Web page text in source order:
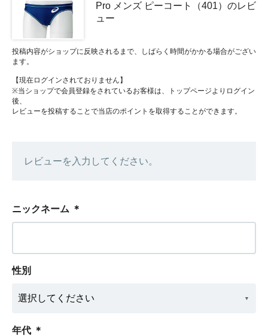
Pro メンズ ピーコート（401）のレビ
ュー
投稿内容がショップに反映されるまで、しばらく時間がかかる場合がござい
ます。
【現在ログインされておりません】
※当ショップで会員登録をされているお客様は、トップページよりログイン
後、
レビューを投稿することで当店のポイントを取得することができます。
レビューを入力してください。
ニックネーム ＊
性別
年代 ＊